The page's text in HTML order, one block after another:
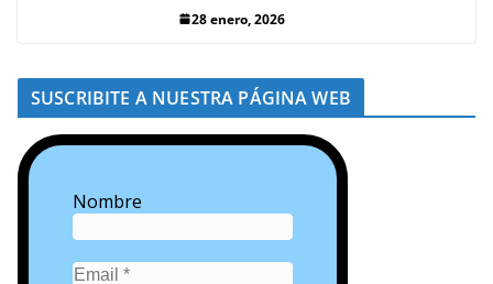
28 enero, 2026
SUSCRIBITE A NUESTRA PÁGINA WEB
Nombre